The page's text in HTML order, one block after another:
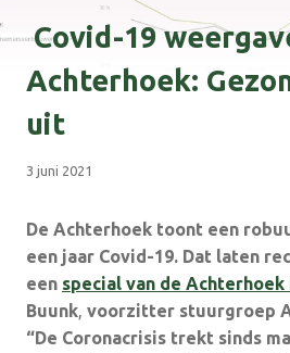
Covid-19
Achterhoek:
uit
3 juni 2021
De Achterhoek toont een
een jaar Covid-19. Dat laten
een special van de
Buunk, voorzitter stuurgroep
“De Coronacrisis trekt sinds